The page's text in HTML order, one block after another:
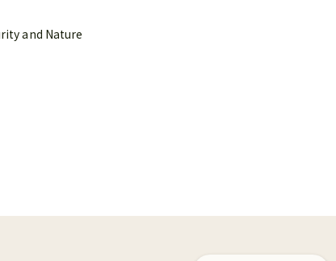
and Nature